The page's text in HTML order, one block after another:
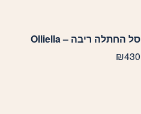
סל החתלה ריבה – Olliella
₪430